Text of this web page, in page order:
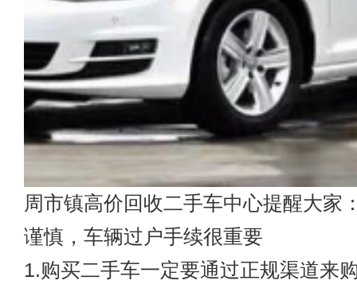
周市镇高价回收二手车中心提醒大家
谨慎，车辆过户手续很重要
1.购买二手车一定要通过正规渠道来